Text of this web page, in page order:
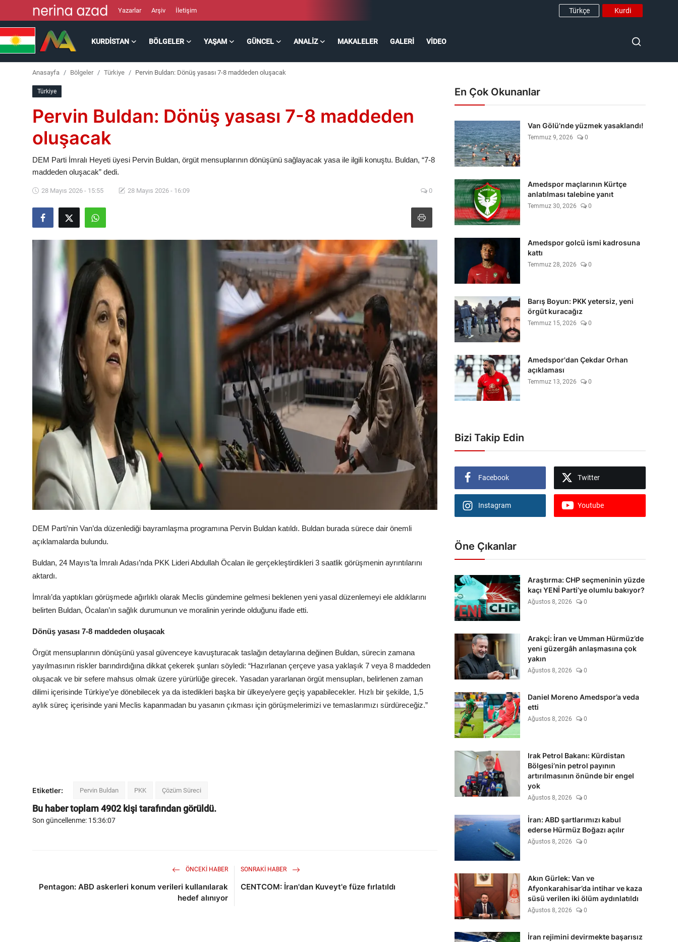
Yazarlar Arşiv İletişim Türkçe Kurdi
KURDISTAN BÖLGELER YAŞAM GÜNCEL ANALIZ MAKALELER GALERI VIDEO
Kurdi
Anasayfa Bölgeler Türkiye Pervin Buldan: Dönüş yasası 7-8 maddeden oluşacak
Türkiye
Pervin Buldan: Dönüş yasası 7-8 maddeden
oluşacak
DEM Parti İmralı Heyeti üyesi Pervin Buldan, örgüt mensuplarının dönüşünü sağlayacak yasa ile ilgili konuştu. Buldan, “7-8
maddeden oluşacak” dedi.
28 Mayıs 2026 - 15:55 28 Mayıs 2026 - 16:09 0
DEM Parti’nin Van’da düzenlediği bayramlaşma programına Pervin Buldan katıldı. Buldan burada sürece dair önemli
açıklamalarda bulundu.
Buldan, 24 Mayıs’ta İmralı Adası’nda PKK Lideri Abdullah Öcalan ile gerçekleştirdikleri 3 saatlik görüşmenin ayrıntılarını
aktardı.
İmralı’da yaptıkları görüşmede ağırlıklı olarak Meclis gündemine gelmesi beklenen yeni yasal düzenlemeyi ele aldıklarını
belirten Buldan, Öcalan’ın sağlık durumunun ve moralinin yerinde olduğunu ifade etti.
Dönüş yasası 7-8 maddeden oluşacak
Örgüt mensuplarının dönüşünü yasal güvenceye kavuşturacak taslağın detaylarına değinen Buldan, sürecin zamana
yayılmasının riskler barındırdığına dikkat çekerek şunları söyledi: “Hazırlanan çerçeve yasa yaklaşık 7 veya 8 maddeden
oluşacak ve bir sefere mahsus olmak üzere yürürlüğe girecek. Yasadan yararlanan örgüt mensupları, belirlenen zaman
dilimi içerisinde Türkiye’ye dönebilecek ya da istedikleri başka bir ülkeye/yere geçiş yapabilecekler. Hızlı bir şekilde, 1,5
aylık süreç içerisinde yani Meclis kapanmadan bu yasanın çıkması için görüşmelerimizi ve temaslarımızı sürdüreceğiz.”
Etiketler: Pervin Buldan PKK Çözüm Süreci
Bu haber toplam4902kişi tarafından görüldü.
Son güncellenme: 15:36:07
ÖNCEKI HABER
Pentagon: ABD askerleri konum verileri kullanılarak
hedef alınıyor
SONRAKI HABER
CENTCOM: İran'dan Kuveyt'e füze fırlatıldı
En Çok Okunanlar
Van Gölü'nde yüzmek yasaklandı!
Temmuz 9, 2026 0
Amedspor maçlarının Kürtçe
anlatılması talebine yanıt
Temmuz 30, 2026 0
Amedspor golcü ismi kadrosuna
kattı
Temmuz 28, 2026 0
Barış Boyun: PKK yetersiz, yeni
örgüt kuracağız
Temmuz 15, 2026 0
Amedspor'dan Çekdar Orhan
açıklaması
Temmuz 13, 2026 0
Bizi Takip Edin
Facebook Twitter
Instagram Youtube
Öne Çıkanlar
Araştırma: CHP seçmeninin yüzde
kaçı YENİ Parti’ye olumlu bakıyor?
Ağustos 8, 2026 0
Arakçi: İran ve Umman Hürmüz’de
yeni güzergâh anlaşmasına çok
yakın
Ağustos 8, 2026 0
Daniel Moreno Amedspor’a veda
etti
Ağustos 8, 2026 0
Irak Petrol Bakanı: Kürdistan
Bölgesi’nin petrol payının
artırılmasının önünde bir engel
yok
Ağustos 8, 2026 0
İran: ABD şartlarımızı kabul
ederse Hürmüz Boğazı açılır
Ağustos 8, 2026 0
Akın Gürlek: Van ve
Afyonkarahisar’da intihar ve kaza
süsü verilen iki ölüm aydınlatıldı
Ağustos 8, 2026 0
İran rejimini devirmekte başarısız